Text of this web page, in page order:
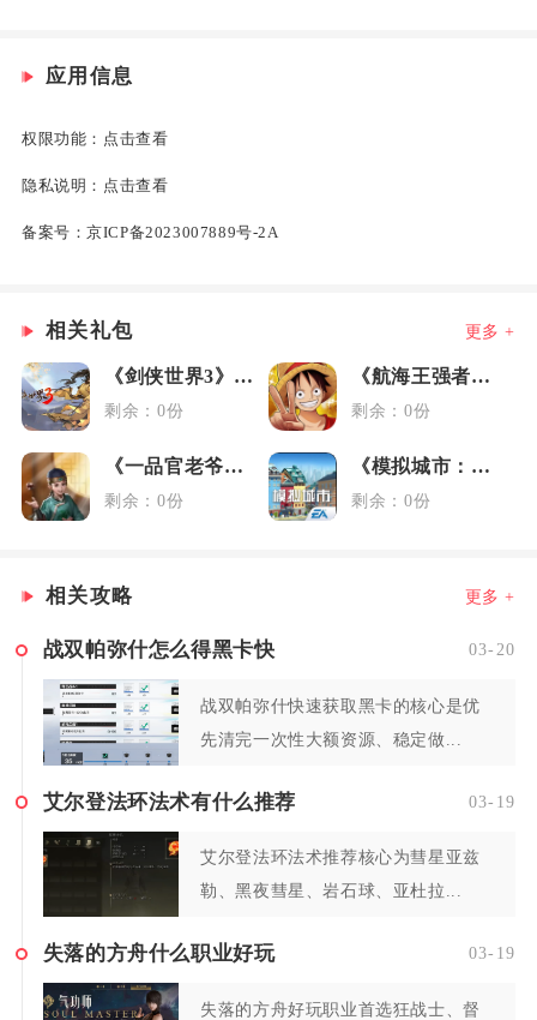
应用信息
权限功能： 点击查看
隐私说明： 点击查看
备案号：京ICP备2023007889号-2A
相关礼包 更多 +
《剑侠世界3》藏剑大礼包
剩余：0份
《航海王强者之路》女神节礼包
剩余：0份
《一品官老爷》3.6媒体礼包
剩余：0份
《模拟城市：我是市长》元旦礼包
剩余：0份
相关攻略 更多 +
战双帕弥什怎么得黑卡快 03-20
战双帕弥什快速获取黑卡的核心是优
先清完一次性大额资源、稳定做...
艾尔登法环法术有什么推荐 03-19
艾尔登法环法术推荐核心为彗星亚兹
勒、黑夜彗星、岩石球、亚杜拉...
失落的方舟什么职业好玩 03-19
失落的方舟好玩职业首选狂战士、督